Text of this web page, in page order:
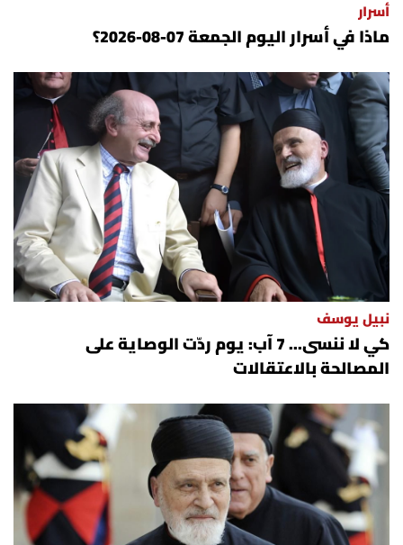
أسرار
ماذا في أسرار اليوم الجمعة 07-08-2026؟
نبيل يوسف
كي لا ننسى... 7 آب: يوم ردّت الوصاية على
المصالحة بالاعتقالات